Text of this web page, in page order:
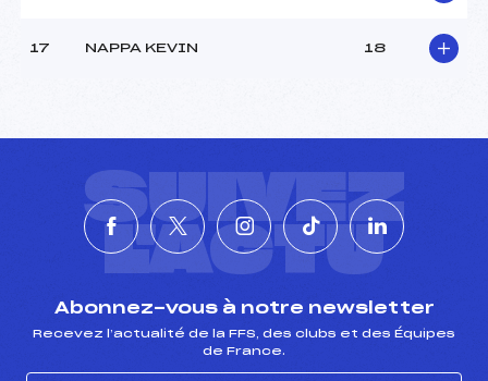
17 NAPPA KEVIN 18
SUIVEZ
L'ACTU
Abonnez-vous à notre newsletter
Recevez l’actualité de la FFS, des clubs et des Équipes
de France.